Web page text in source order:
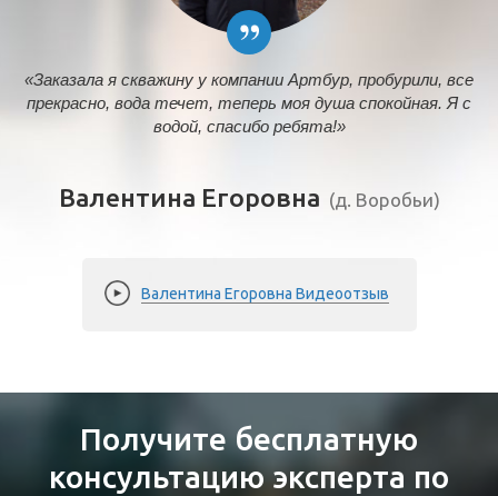
«Заказала я скважину у компании Артбур, пробурили, все
прекрасно, вода течет, теперь моя душа спокойная. Я с
водой, спасибо ребята!»
Валентина Егоровна (д. Воробьи)
Валентина Егоровна Видеоотзыв
Евгений Видеоотзыв
Максим Видеоотзыв
Получите бесплатную
консультацию эксперта по